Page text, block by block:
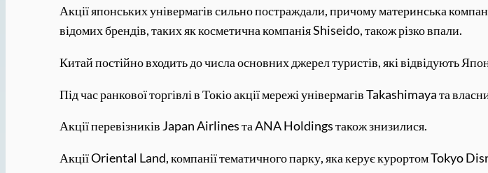
Акції японських універмагів сильно постраждали, причому материнська
відомих брендів, таких як косметична компанія Shiseido, також різко впали.
Китай постійно входить до числа основних джерел туристів, які відвідують
Під час ранкової торгівлі в Токіо акції мережі універмагів Takashimaya та
Акції перевізників Japan Airlines та ANA Holdings також знизилися.
Акції Oriental Land, компанії тематичного парку, яка керує курортом Tokyo